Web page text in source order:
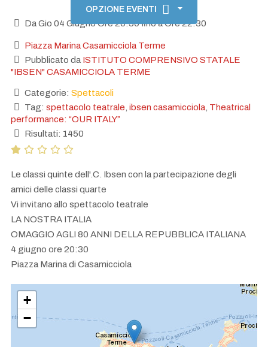
OPZIONE EVENTI
Da Gio 04 Giugno Ore 20:30 fino a Ore 22:30
Piazza Marina Casamicciola Terme
Pubblicato da ISTITUTO COMPRENSIVO STATALE
"IBSEN" CASAMICCIOLA TERME
Categorie: Spettacoli
Tag: spettacolo teatrale ibsen casamicciola Theatrical
performance: “OUR ITALY”
Risultati: 1450
Le classi quinte dell'.C. Ibsen con la partecipazione degli
amici delle classi quarte
Vi invitano allo spettacolo teatrale
LA NOSTRA ITALIA
OMAGGIO AGLI 80 ANNI DELLA REPUBBLICA ITALIANA
4 giugno ore 20:30
Piazza Marina di Casamicciola
+
−